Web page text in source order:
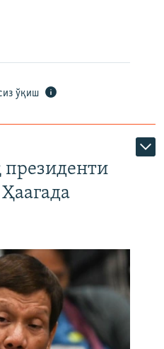
ўқиш